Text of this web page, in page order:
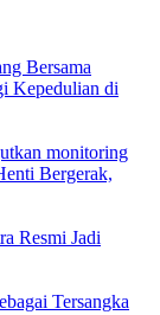
Bersama
Kepedulian di
monitoring
Bergerak,
Resmi Jadi
Tersangka